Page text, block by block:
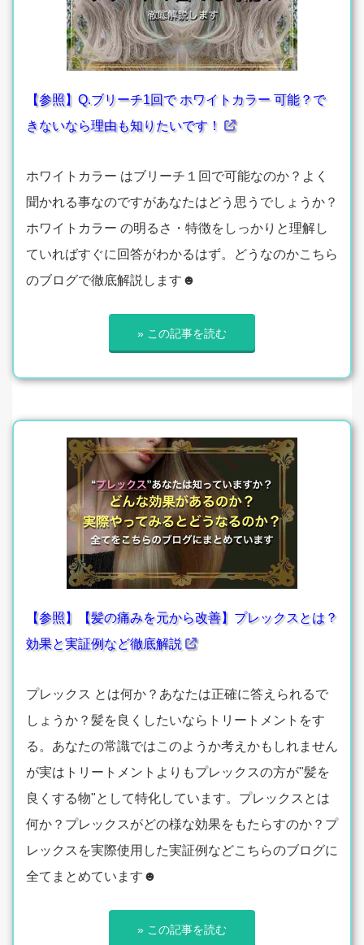
【参照】Q.ブリーチ1回で ホワイトカラー 可能？で
きないなら理由も知りたいです！
ホワイトカラー はブリーチ１回で可能なのか？よく
聞かれる事なのですがあなたはどう思うでしょうか？
ホワイトカラー の明るさ・特徴をしっかりと理解し
ていればすぐに回答がわかるはず。どうなのかこちら
のブログで徹底解説します☻
» この記事を読む
【参照】【髪の痛みを元から改善】プレックスとは？
効果と実証例など徹底解説
プレックス とは何か？あなたは正確に答えられるで
しょうか？髪を良くしたいならトリートメントをす
る。あなたの常識ではこのようか考えかもしれません
が実はトリートメントよりもプレックスの方が"髪を
良くする物"として特化しています。プレックスとは
何か？プレックスがどの様な効果をもたらすのか？プ
レックスを実際使用した実証例などこちらのブログに
全てまとめています☻
» この記事を読む